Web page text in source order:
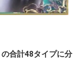
合計48タイプに分